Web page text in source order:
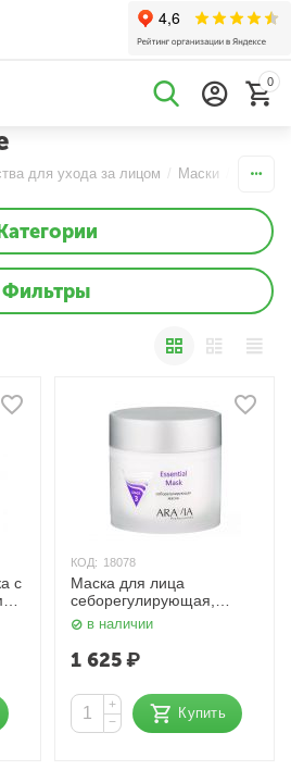
0
для ухода за лицом / Маски
Фильтры
с
КОД: 18078
Маска для лица
себорегулирующая,
Essential Mask 300 мл.
Aravia
в наличии
1 625₽
+
−
Купить